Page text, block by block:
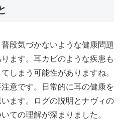
段気づかないような健康問題
ます。耳カビのような疾患も
しまう可能性がありますね。
意です。日常的に耳の健康を
ます。ログの説明とナヴィの
ての理解が深まりました。